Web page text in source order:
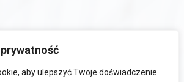
aby ulepszyć Twoje doświadczenie
© BKS ZGO Bielsko-Biała.